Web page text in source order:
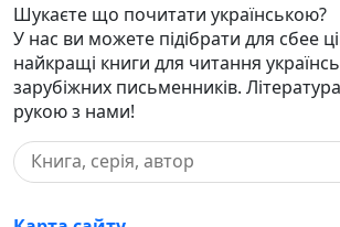
Шукаєте що почитати українською?
У нас ви можете підібрати для сбее
найкращі книги для читання
зарубіжних письменників.
рукою з нами!